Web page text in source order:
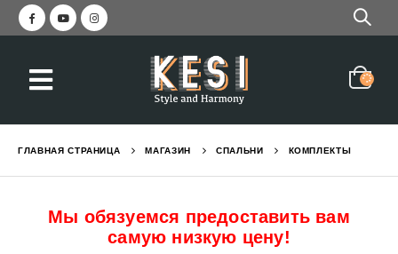
ГЛАВНАЯ СТРАНИЦА МАГАЗИН СПАЛЬНИ КОМПЛЕКТЫ
Мы обязуемся предоставить вам
самую низкую цену!